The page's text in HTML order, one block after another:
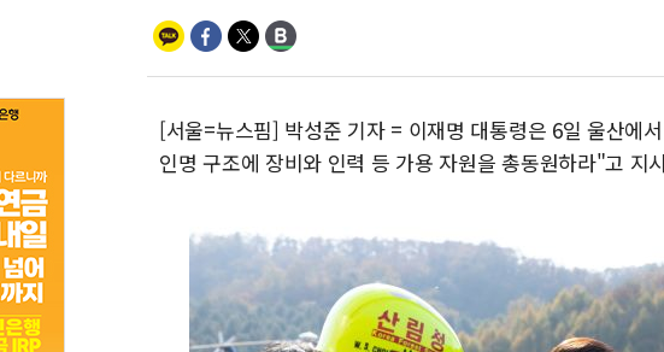
[서울=뉴스핌] 박성준 기자 = 이재명 대통령은 6일 울산에
인명 구조에 장비와 인력 등 가용 자원을 총동원하라"고 지